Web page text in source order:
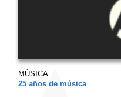
MÚSICA
25 años de música